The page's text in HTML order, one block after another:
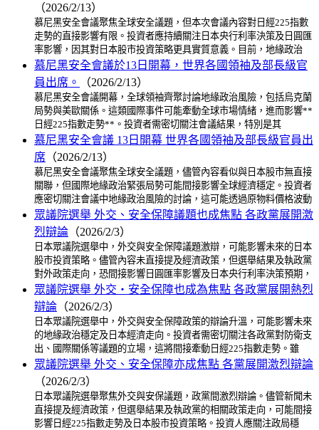
（2026/2/13）
慕尼黑安全會議聚焦全球安全議題，但本次會議內容對日經225指數
走勢的直接影響有限。投資者應持續關注日本央行利率決策及日圓匯
率影響，因其對日本股市投資策略更具實質意義。目前，地緣政治
慕尼黑安全會議於13日開幕，世界各國領袖及部長級官
員出席。
（2026/2/13）
慕尼黑安全會議開幕，全球領袖齊聚討論地緣政治風險，包括烏克蘭
局勢與美歐關係。這類國際事件可能牽動全球市場情緒，進而影響**
日經225指數走勢**。投資者需密切關注會議結果，特別是其
慕尼黑安全會議 13日開幕 世界各國領袖及部長級官員出
席 （2026/2/13）
慕尼黑安全會議聚焦全球安全議題，儘管內容看似與日本股市無直接
關聯，但國際地緣政治緊張局勢可能間接影響全球經濟穩定。投資者
應密切關注會議中地緣政治風險的討論，這可能透過原物料價格波動
眾議院選舉 外交、安全保障議題也成焦點 各政黨展開激
烈辯論 （2026/2/3）
日本眾議院選舉中，外交與安全保障議題激辯，可能影響未來的日本
股市投資策略。儘管內容未直接提及經濟政策，但選舉結果及執政黨
對外政策走向，恐間接影響日圓匯率影響及日本央行利率決策預期，
眾議院選舉 外交・安全保障也成為焦點 各政黨展開熱烈
辯論 （2026/2/3）
日本眾議院選舉中，外交與安全保障政策的辯論升溫，可能影響未來
的地緣政治穩定及日本經濟走向。投資者需密切關注各政黨對防衛支
出、國際關係等議題的立場，這將間接牽動日經225指數走勢。雖
眾議院選舉 外交、安全保障亦成焦點 各黨展開激烈辯論
（2026/2/3）
日本眾議院選舉聚焦外交與安保議題，政黨間激烈辯論。儘管新聞未
直接提及經濟政策，但選舉結果及執政黨的相關政策走向，可能間接
影響日經225指數走勢及日本股市投資策略。投資人應關注政局穩